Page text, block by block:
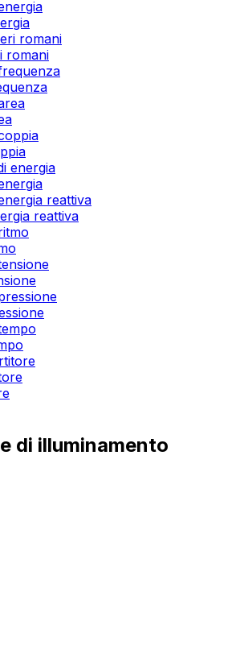
romani
reattiva
di illuminamento